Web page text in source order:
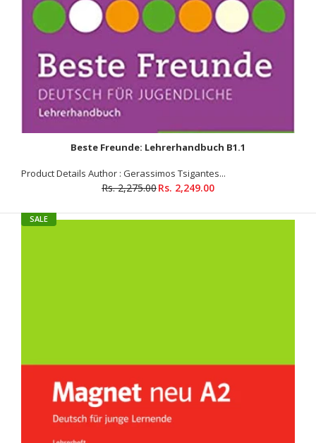
Audio file - Videos - Lehrerhandreichungen -
Product...
SALE
Beste Freunde: Lehrerhandbuch B1.1
Product Details Author : Gerassimos Tsigantes...
Rs. 2,275.00Rs. 2,249.00
SALE